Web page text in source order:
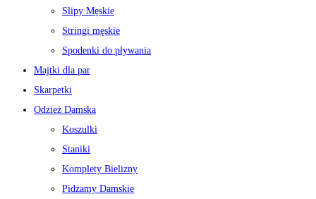
Slipy Męskie
Stringi męskie
Spodenki do pływania
Majtki dla par
Skarpetki
Odzież Damska
Koszulki
Staniki
Komplety Bielizny
Pidżamy Damskie